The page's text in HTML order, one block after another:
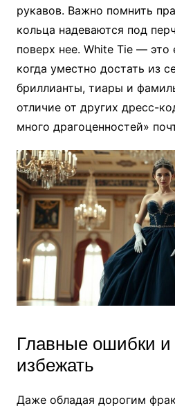
рукавов. Важно помнить
кольца надеваются под
поверх нее. White Tie — это
когда уместно достать из
бриллианты, тиары и
отличие от других дресс-
много драгоценностей»
Главные ошибки и
избежать
Даже обладая дорогим